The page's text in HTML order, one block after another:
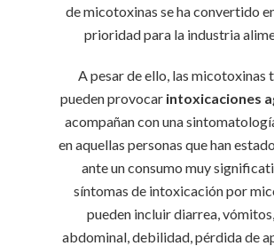
de micotoxinas se ha convertido
prioridad para la industria
A pesar de ello, las micotoxinas
pueden provocar intoxicaciones
acompañan con una
en aquellas personas que han
ante un consumo muy
síntomas de intoxicación por
pueden incluir diarrea,
abdominal, debilidad, pérdida de